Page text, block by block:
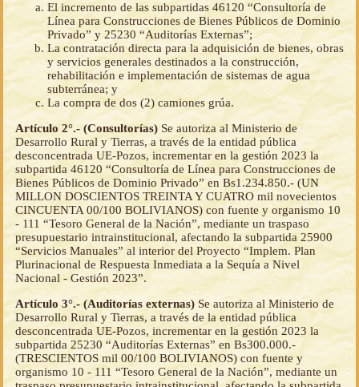
El incremento de las subpartidas 46120 “Consultoría de
Línea para Construcciones de Bienes Públicos de Dominio
Privado” y 25230 “Auditorías Externas”;
La contratación directa para la adquisición de bienes, obras
y servicios generales destinados a la construcción,
rehabilitación e implementación de sistemas de agua
subterránea; y
La compra de dos (2) camiones grúa.
Artículo 2°.- (Consultorías) Se autoriza al Ministerio de
Desarrollo Rural y Tierras, a través de la entidad pública
desconcentrada UE-Pozos, incrementar en la gestión 2023 la
subpartida 46120 “Consultoría de Línea para Construcciones de
Bienes Públicos de Dominio Privado” en Bs1.234.850.- (UN
MILLON DOSCIENTOS TREINTA Y CUATRO mil novecientos
CINCUENTA 00/100 BOLIVIANOS) con fuente y organismo 10
- 111 “Tesoro General de la Nación”, mediante un traspaso
presupuestario intrainstitucional, afectando la subpartida 25900
“Servicios Manuales” al interior del Proyecto “Implem. Plan
Plurinacional de Respuesta Inmediata a la Sequía a Nivel
Nacional - Gestión 2023”.
Artículo 3°.- (Auditorías externas) Se autoriza al Ministerio de
Desarrollo Rural y Tierras, a través de la entidad pública
desconcentrada UE-Pozos, incrementar en la gestión 2023 la
subpartida 25230 “Auditorías Externas” en Bs300.000.-
(TRESCIENTOS mil 00/100 BOLIVIANOS) con fuente y
organismo 10 - 111 “Tesoro General de la Nación”, mediante un